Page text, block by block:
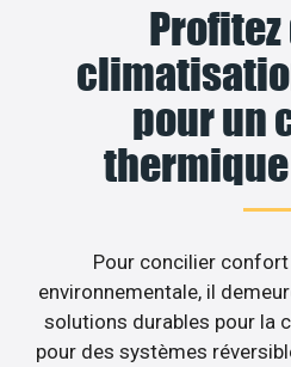
Profitez
pour un
Pour concilier
environnementale, il
solutions durables pour la
pour des systèmes